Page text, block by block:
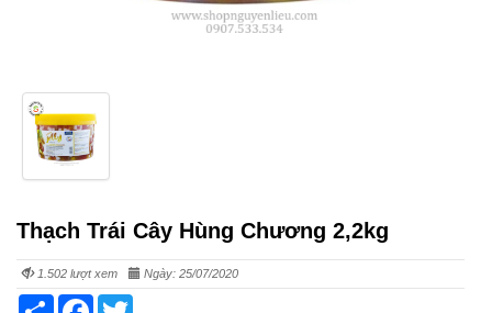
Thạch Trái Cây Hùng Chương 2,2kg
1.502 lượt xem Ngày: 25/07/2020
Share Facebook